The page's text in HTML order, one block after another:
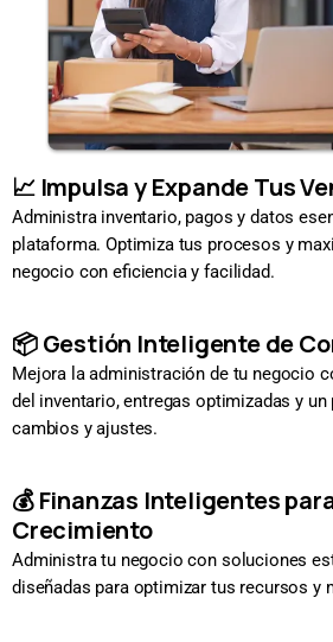
📈 Impulsa y Expande Tus
Administra inventario, pagos y datos
plataforma. Optimiza tus procesos y
negocio con eficiencia y facilidad.
📦 Gestión Inteligente de
Mejora la administración de tu negocio
del inventario, entregas optimizadas y
cambios y ajustes.
💰 Finanzas Inteligentes
Crecimiento
Administra tu negocio con soluciones
diseñadas para optimizar tus recursos y